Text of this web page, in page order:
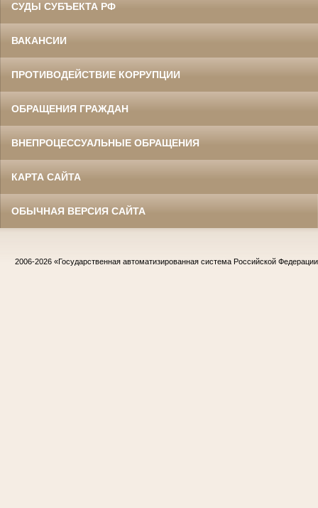
СУДЫ СУБЪЕКТА РФ
ВАКАНСИИ
ПРОТИВОДЕЙСТВИЕ КОРРУПЦИИ
ОБРАЩЕНИЯ ГРАЖДАН
ВНЕПРОЦЕССУАЛЬНЫЕ ОБРАЩЕНИЯ
КАРТА САЙТА
ОБЫЧНАЯ ВЕРСИЯ САЙТА
2006-2026 «Государственная автоматизированная система Российской